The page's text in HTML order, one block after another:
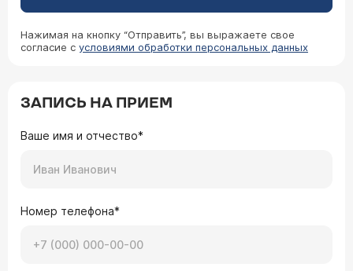
Нажимая на кнопку “Отправить”, вы выражаете свое
согласие с условиями обработки персональных данных
ЗАПИСЬ НА ПРИЕМ
Ваше имя и отчество*
Номер телефона*